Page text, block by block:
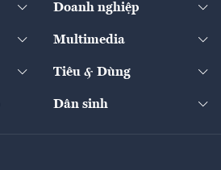
Khung pháp lý
Thị trường
Nông sản
Doanh nghiệp
Multimedia
Tiêu & Dùng
Dân sinh